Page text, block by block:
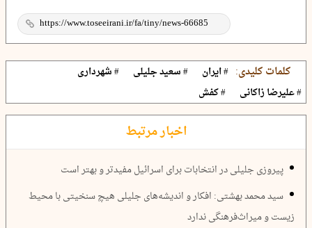
کلمات کلیدی: # ایران # سعید جلیلی
# شهرداری
# علیرضا زاکانی
# کفش
اخبار مرتبط
پیروزی جلیلی در انتخابات برای اسرائیل مفیدتر و بهتر است
سید محمد بهشتی: افکار و اندیشه‌های جلیلی هیچ سنخیتی با محیط
زیست و میراث‌فرهنگی ندارد